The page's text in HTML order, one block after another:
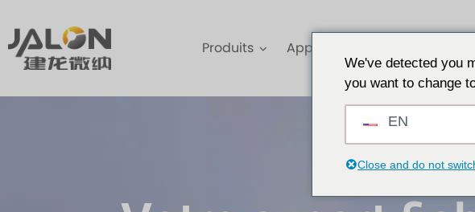
Produits Applications
We've detected you
you want to change
EN
Close and do not